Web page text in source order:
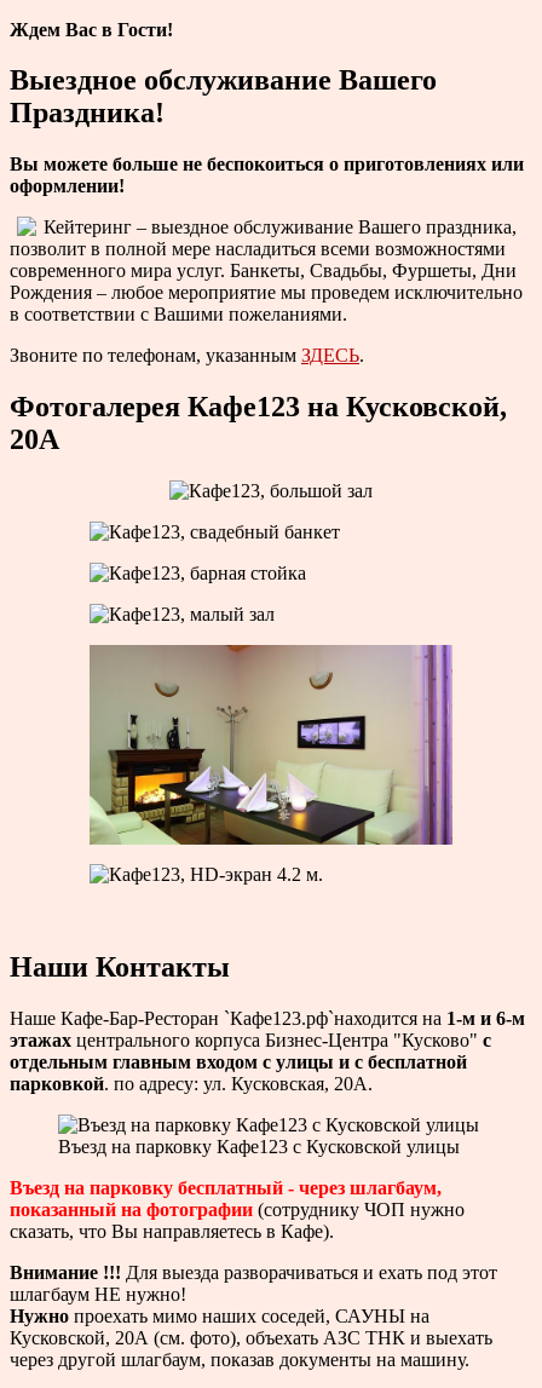
Ждем Вас в Гости!
Выездное обслуживание Вашего
Праздника!
Вы можете больше не беспокоиться о приготовлениях или
оформлении!
Кейтеринг – выездное обслуживание Вашего праздника,
позволит в полной мере насладиться всеми возможностями
современного мира услуг. Банкеты, Свадьбы, Фуршеты, Дни
Рождения – любое мероприятие мы проведем исключительно
в соответствии с Вашими пожеланиями.
Звоните по телефонам, указанным ЗДЕСЬ.
Фотогалерея Кафе123 на Кусковской,
20А
Наши Контакты
Наше Кафе-Бар-Ресторан `Кафе123.рф`находится на 1-м и 6-м
этажах центрального корпуса Бизнес-Центра "Кусково" с
отдельным главным входом с улицы и с бесплатной
парковкой. по адресу: ул. Кусковская, 20А.
Въезд на парковку Кафе123 с Кусковской улицы
Въезд на парковку бесплатный - через шлагбаум,
показанный на фотографии (сотруднику ЧОП нужно
сказать, что Вы направляетесь в Кафе).
Внимание !!! Для выезда разворачиваться и ехать под этот
шлагбаум НЕ нужно!
Нужно проехать мимо наших соседей, САУНЫ на
Кусковской, 20А (см. фото), объехать АЗС ТНК и выехать
через другой шлагбаум, показав документы на машину.